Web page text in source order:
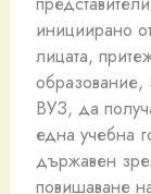
инициирано
лицата,
образование,
ВУЗ, да
една учебна
държавен
повишаване